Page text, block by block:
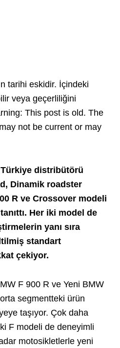
tarihi eskidir. İçindeki
veya geçerliliğini
This post is old. The
not be current or may
distribütörü
Dinamik roadster
R ve Crossover modeli
Her iki model de
yanı sıra
standart
çekiyor.
F 900 R ve Yeni BMW
segmentteki ürün
taşıyor. Çok daha
F modeli de deneyimli
motosikletlerle yeni